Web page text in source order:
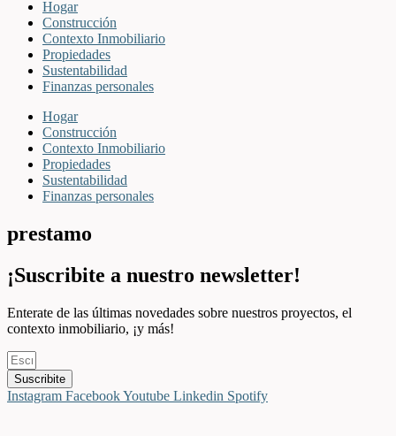
Hogar
Construcción
Contexto Inmobiliario
Propiedades
Sustentabilidad
Finanzas personales
Hogar
Construcción
Contexto Inmobiliario
Propiedades
Sustentabilidad
Finanzas personales
prestamo
¡Suscribite a nuestro newsletter!
Enterate de las últimas novedades sobre nuestros proyectos, el
contexto inmobiliario, ¡y más!
Suscribite
Instagram FacebookYoutube Linkedin Spotify